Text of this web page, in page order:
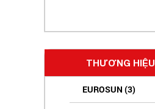
THƯƠNG HIỆU
EUROSUN (3)